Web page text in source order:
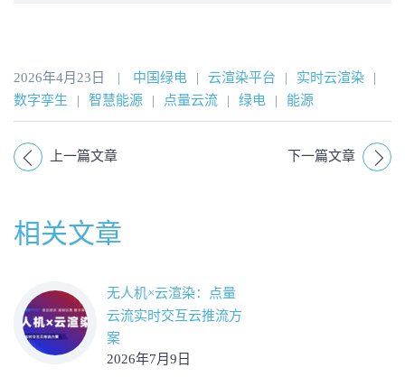
2026年4月23日 | 中国绿电 | 云渲染平台 | 实时云渲染
|
数字孪生
| 智慧能源 | 点量云流 | 绿电 | 能源
上一篇文章 下一篇文章
相关文章
无人机×云渲染：点量
云流实时交互云推流方
案
2026年7月9日